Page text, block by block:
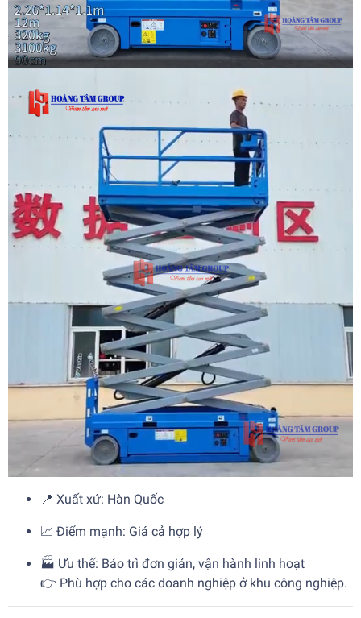
📍 Xuất xứ: Hàn Quốc
📈 Điểm mạnh: Giá cả hợp lý
🏭 Ưu thế: Bảo trì đơn giản, vận hành linh hoạt
👉 Phù hợp cho các doanh nghiệp ở khu công nghiệp.